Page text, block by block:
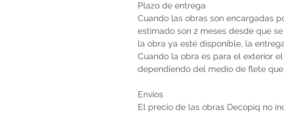
Plazo de entrega
Cuando las obras son encargadas
estimado son 2 meses desde que
la obra ya esté disponible, la
Cuando la obra es para el exterior
dependiendo del medio de flete
Envíos
El precio de las obras Decopiq no